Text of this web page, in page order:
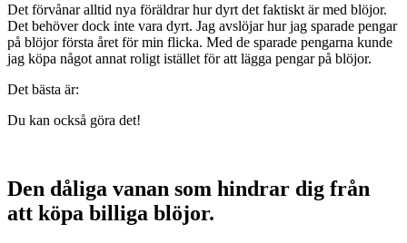
Det förvånar alltid nya föräldrar hur dyrt det faktiskt är med blöjor.
Det behöver dock inte vara dyrt. Jag avslöjar hur jag sparade pengar
på blöjor första året för min flicka. Med de sparade pengarna kunde
jag köpa något annat roligt istället för att lägga pengar på blöjor.
Det bästa är:
Du kan också göra det!
Den dåliga vanan som hindrar dig från
att köpa billiga blöjor.